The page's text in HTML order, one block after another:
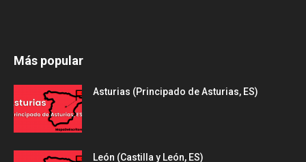
Más popular
Asturias (Principado de Asturias, ES)
León (Castilla y León, ES)